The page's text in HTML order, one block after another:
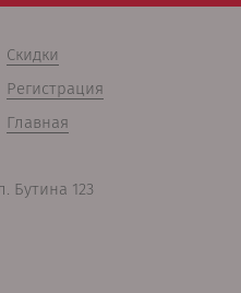
Скидки
Регистрация
Главная
Бутина 123